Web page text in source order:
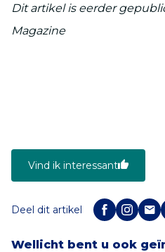
Dit artikel is eerder
Magazine
Vind ik interessant
Deel dit artikel
Wellicht bent u ook